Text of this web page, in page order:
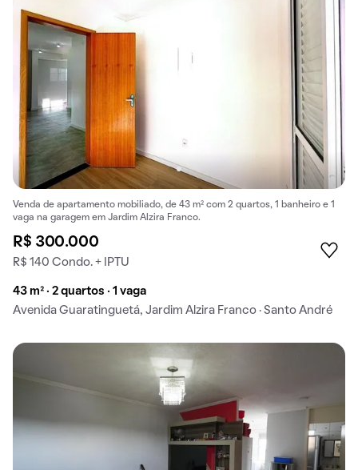
Venda de apartamento mobiliado, de 43 m² com 2 quartos, 1 banheiro e 1
vaga na garagem em Jardim Alzira Franco.
R$ 300.000
R$ 140 Condo. + IPTU
43 m² · 2 quartos · 1 vaga
Avenida Guaratinguetá, Jardim Alzira Franco · Santo André